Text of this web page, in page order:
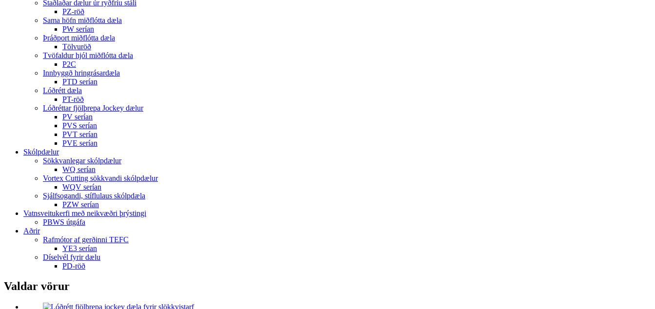
Staðlaðar dælur úr ryðfríu stáli
PZ-röð
Sama höfn miðflótta dæla
PW serían
Þráðport miðflótta dæla
Tölvuröð
Tvöfaldur hjól miðflótta dæla
P2C
Innbyggð hringrásardæla
PTD serían
Lóðrétt dæla
PT-röð
Lóðréttar fjölþrepa Jockey dælur
PV serían
PVS serían
PVT serían
PVE serían
Skólpdælur
Sökkvanlegar skólpdælur
WQ serían
Vortex Cutting sökkvandi skólpdælur
WQV serían
Sjálfsogandi, stíflulaus skólpdæla
PZW serían
Vatnsveitukerfi með neikvæðri þrýstingi
PBWS útgáfa
Aðrir
Rafmótor af gerðinni TEFC
YE3 serían
Díselvél fyrir dælu
PD-röð
Valdar vörur